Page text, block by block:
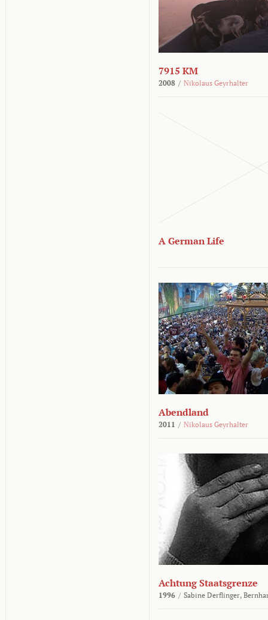
7915 KM
2008 / Nikolaus Geyrhalter
A German Life
Abendland
2011 / Nikolaus Geyrhalter
Achtung Staatsgrenze
1996 / Sabine Derflinger,